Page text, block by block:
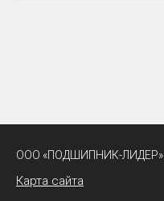
ООО «ПОДШИПНИК-ЛИДЕР»
Карта сайта